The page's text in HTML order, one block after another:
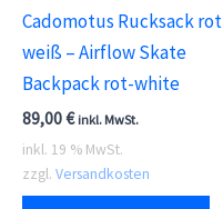
Cadomotus Rucksack rot
weiß – Airflow Skate
Backpack rot-white
89,00€ inkl. MwSt.
inkl. 19 % MwSt.
zzgl. Versandkosten